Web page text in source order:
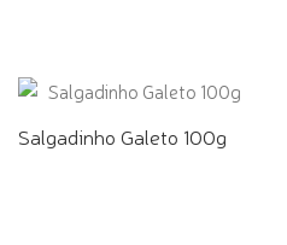
Salgadinho Galeto 100g